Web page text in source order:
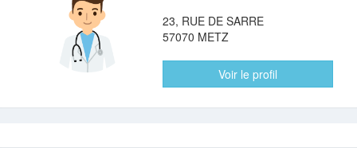
23, RUE DE SARRE
57070 METZ
Voir le profil